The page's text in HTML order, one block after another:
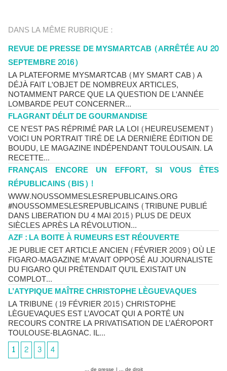
DANS LA MÊME RUBRIQUE :
REVUE DE PRESSE DE MYSMARTCAB (ARRÊTÉE AU 20
SEPTEMBRE 2016)
LA PLATEFORME MYSMARTCAB (MY SMART CAB) A
DÉJÀ FAIT L'OBJET DE NOMBREUX ARTICLES,
NOTAMMENT PARCE QUE LA QUESTION DE L'ANNÉE
LOMBARDE PEUT CONCERNER...
FLAGRANT DÉLIT DE GOURMANDISE
CE N'EST PAS RÉPRIMÉ PAR LA LOI (HEUREUSEMENT)
VOICI UN PORTRAIT TIRÉ DE LA DERNIÈRE ÉDITION DE
BOUDU, LE MAGAZINE INDÉPENDANT TOULOUSAIN. LA
RECETTE...
FRANÇAIS ENCORE UN EFFORT, SI VOUS ÊTES
RÉPUBLICAINS (BIS) !
WWW.NOUSSOMMESLESREPUBLICAINS.ORG
#NOUSSOMMESLESREPUBLICAINS (TRIBUNE PUBLIÉ
DANS LIBERATION DU 4 MAI 2015) PLUS DE DEUX
SIÈCLES APRÈS LA RÉVOLUTION...
AZF : LA BOITE À RUMEURS EST RÉOUVERTE
JE PUBLIE CET ARTICLE ANCIEN (FÉVRIER 2009) OÙ LE
FIGARO-MAGAZINE M'AVAIT OPPOSÉ AU JOURNALISTE
DU FIGARO QUI PRÉTENDAIT QU'IL EXISTAIT UN
COMPLOT...
L’ATYPIQUE MAÎTRE CHRISTOPHE LÈGUEVAQUES
LA TRIBUNE (19 FÉVRIER 2015) CHRISTOPHE
LÈGUEVAQUES EST L’AVOCAT QUI A PORTÉ UN
RECOURS CONTRE LA PRIVATISATION DE L’AÉROPORT
TOULOUSE-BLAGNAC. IL...
1
2 3 4